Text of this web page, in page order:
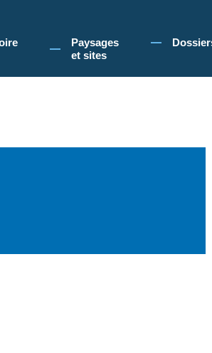
acceptez l'utilisation de cookies pour vous
Paysages
et sites